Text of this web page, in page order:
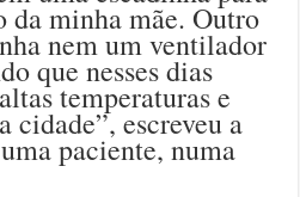
da minha mãe. Outro
nem um ventilador
que nesses dias
temperaturas e
cidade”, escreveu a
paciente, numa